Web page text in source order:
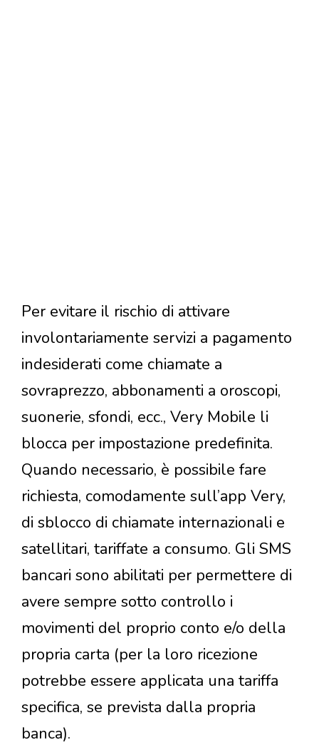
Per evitare il rischio di attivare
involontariamente servizi a pagamento
indesiderati come chiamate a
sovraprezzo, abbonamenti a oroscopi,
suonerie, sfondi, ecc., Very Mobile li
blocca per impostazione predefinita.
Quando necessario, è possibile fare
richiesta, comodamente sull’app Very,
di sblocco di chiamate internazionali e
satellitari, tariffate a consumo. Gli SMS
bancari sono abilitati per permettere di
avere sempre sotto controllo i
movimenti del proprio conto e/o della
propria carta (per la loro ricezione
potrebbe essere applicata una tariffa
specifica, se prevista dalla propria
banca).